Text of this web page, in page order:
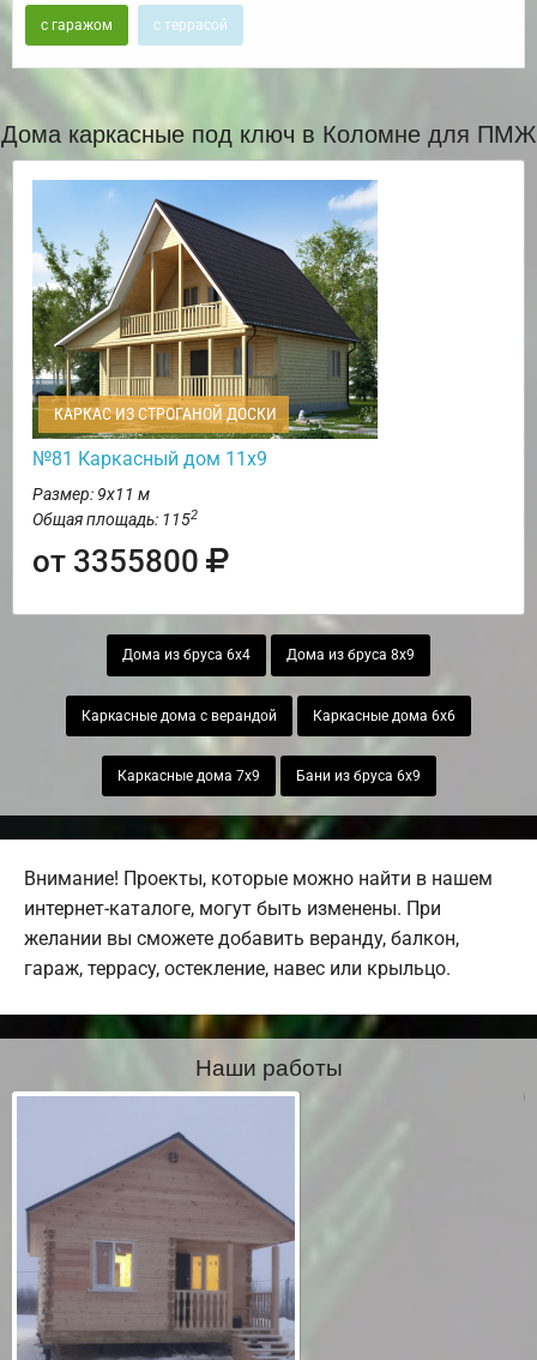
с гаражом с террасой
Дома каркасные под ключ в Коломне для ПМЖ
КАРКАС ИЗ СТРОГАНОЙ ДОСКИ
№81 Каркасный дом 11х9
Размер: 9х11 м
Общая площадь: 1152
от 3355800
Дома из бруса 6х4 Дома из бруса 8х9
Каркасные дома с верандой Каркасные дома 6х6
Каркасные дома 7х9 Бани из бруса 6х9
Внимание! Проекты, которые можно найти в нашем
интернет-каталоге, могут быть изменены. При
желании вы сможете добавить веранду, балкон,
гараж, террасу, остекление, навес или крыльцо.
Наши работы